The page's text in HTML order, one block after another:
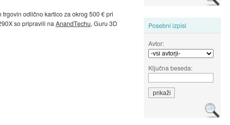
Posebni izpisi
Avtor:
Ključna beseda:
odlično kartico za okrog 500 € pri
so pripravili na AnandTechu, Guru 3D